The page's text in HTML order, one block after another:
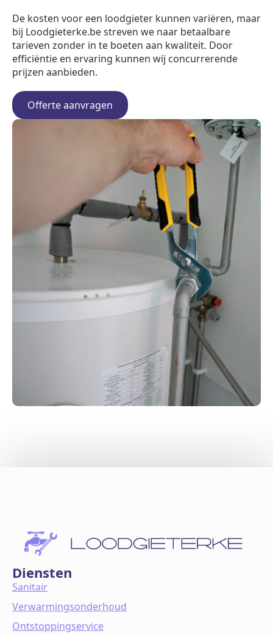
De kosten voor een loodgieter kunnen variëren, maar
bij Loodgieterke.be streven we naar betaalbare
tarieven zonder in te boeten aan kwaliteit. Door
efficiëntie en ervaring kunnen wij concurrerende
prijzen aanbieden.
Offerte aanvragen
Diensten
Sanitair
Verwarmingsonderhoud
Ontstoppingservice